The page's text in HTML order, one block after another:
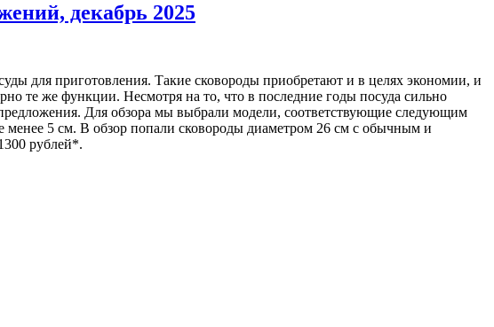
декабрь 2025
для приготовления. Такие сковороды приобретают и в целях экономии, и
те же функции. Несмотря на то, что в последние годы посуда сильно
Для обзора мы выбрали модели, соответствующие следующим
5 см. В обзор попали сковороды диаметром 26 см с обычным и
рублей*.